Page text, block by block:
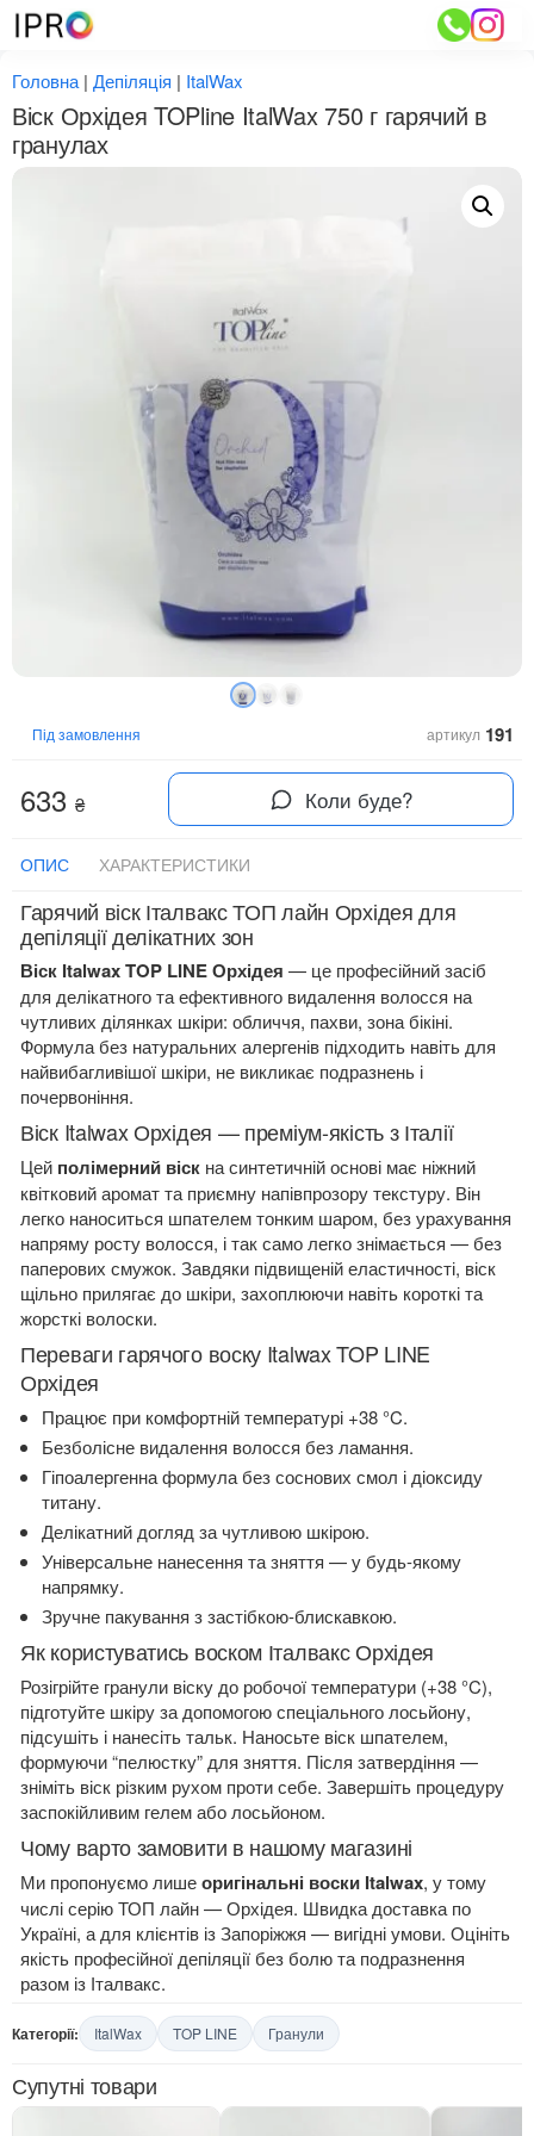
Перейти
до
Головна | Депіляція | ItalWax
Віск Орхідея TOPline ItalWax 750 г гарячий в
гранулах
Під замовлення артикул 191
633 ₴ Коли буде?
ОПИС ХАРАКТЕРИСТИКИ
Гарячий віск Італвакс ТОП лайн Орхідея для
депіляції делікатних зон
Віск Italwax TOP LINE Орхідея — це професійний засіб
для делікатного та ефективного видалення волосся на
чутливих ділянках шкіри: обличчя, пахви, зона бікіні.
Формула без натуральних алергенів підходить навіть для
найвибагливішої шкіри, не викликає подразнень і
почервоніння.
Віск Italwax Орхідея — преміум-якість з Італії
Цей полімерний віск на синтетичній основі має ніжний
квітковий аромат та приємну напівпрозору текстуру. Він
легко наноситься шпателем тонким шаром, без урахування
напряму росту волосся, і так само легко знімається — без
паперових смужок. Завдяки підвищеній еластичності, віск
щільно прилягає до шкіри, захоплюючи навіть короткі та
жорсткі волоски.
Переваги гарячого воску Italwax TOP LINE
Орхідея
Працює при комфортній температурі +38 °C.
Безболісне видалення волосся без ламання.
Гіпоалергенна формула без соснових смол і діоксиду
титану.
Делікатний догляд за чутливою шкірою.
Універсальне нанесення та зняття — у будь-якому
напрямку.
Зручне пакування з застібкою-блискавкою.
Як користуватись воском Італвакс Орхідея
Розігрійте гранули віску до робочої температури (+38 °C),
підготуйте шкіру за допомогою спеціального лосьйону,
підсушіть і нанесіть тальк. Наносьте віск шпателем,
формуючи “пелюстку” для зняття. Після затвердіння —
зніміть віск різким рухом проти себе. Завершіть процедуру
заспокійливим гелем або лосьйоном.
Чому варто замовити в нашому магазині
Ми пропонуємо лишеоригінальні воски Italwax, у тому
числі серію ТОП лайн — Орхідея. Швидка доставка по
Україні, а для клієнтів із Запоріжжя — вигідні умови. Оцініть
якість професійної депіляції без болю та подразнення
разом із Італвакс.
Категорії: ItalWax TOP LINE Гранули
Супутні товари